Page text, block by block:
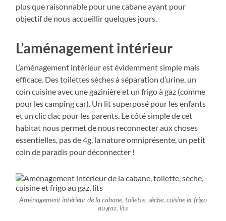
plus que raisonnable pour une cabane ayant pour
objectif de nous accueillir quelques jours.
L’aménagement intérieur
L’aménagement intérieur est évidemment simple mais
efficace. Des toilettes sèches à séparation d’urine, un
coin cuisine avec une gazinière et un frigo à gaz (comme
pour les camping car). Un lit superposé pour les enfants
et un clic clac pour les parents. Le côté simple de cet
habitat nous permet de nous reconnecter aux choses
essentielles, pas de 4g, la nature omniprésente, un petit
coin de paradis pour déconnecter !
Aménagement intérieur de la cabane, toilette, sèche, cuisine et frigo
au gaz, lits